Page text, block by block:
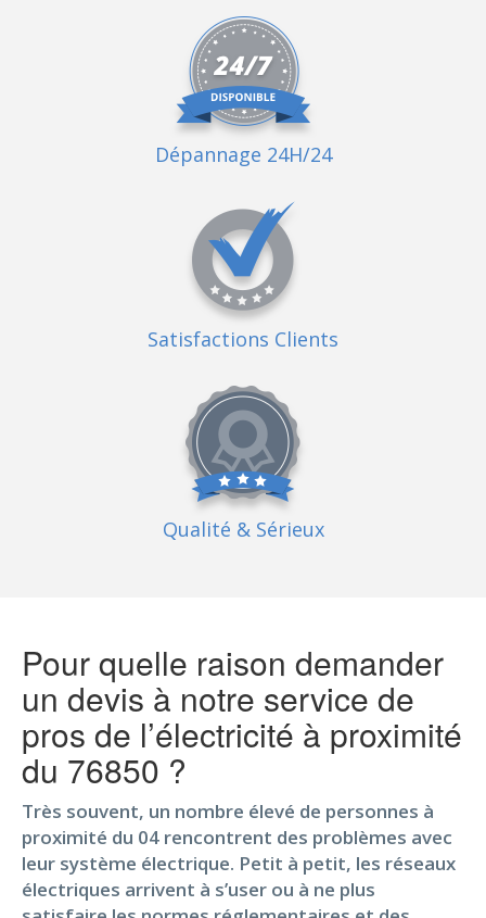
Dépannage 24H/24
Satisfactions Clients
Qualité & Sérieux
Pour quelle raison demander
un devis à notre service de
pros de l’électricité à proximité
du 76850 ?
Très souvent, un nombre élevé de personnes à
proximité du 04 rencontrent des problèmes avec
leur système électrique. Petit à petit, les réseaux
électriques arrivent à s’user ou à ne plus